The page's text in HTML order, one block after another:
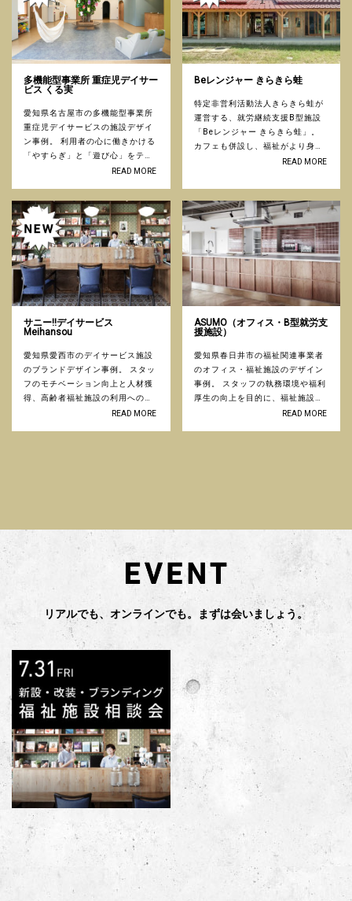
多機能型事業所 重症児デイサー
ビス くる実
愛知県名古屋市の多機能型事業所
重症児デイサービスの施設デザイ
ン事例。 利用者の心に働きかける
「やすらぎ」と「遊び心」をテー
マに、新たな施設づくりに取り組
READ MORE
Beレンジャー きらきら蛙
特定非営利活動法人きらきら蛙が
運営する、就労継続支援B型施設
「Beレンジャー きらきら蛙」。
カフェも併設し、福祉がより身近
になる場所をつくりました。 ...
READ MORE
サニー!!デイサービス
Meihansou
愛知県愛西市のデイサービス施設
のブランドデザイン事例。 スタッ
フのモチベーション向上と人材獲
得、高齢者福祉施設の利用への抵
抗をなくすこと目的としたブラン
READ MORE
ASUMO（オフィス・B型就労支
援施設）
愛知県春日井市の福祉関連事業者
のオフィス・福祉施設のデザイン
事例。 スタッフの執務環境や福利
厚生の向上を目的に、福祉施設を
併設したオフィスの拡大移転を行
READ MORE
リアルでも、オンラインでも。まずは会いましょう。